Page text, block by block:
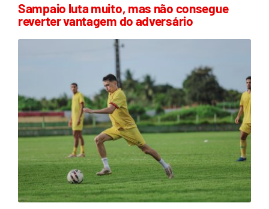
Sampaio luta muito, mas não consegue
reverter vantagem do adversário